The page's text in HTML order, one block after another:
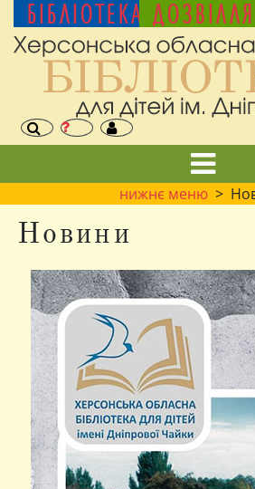
БІБЛІОТЕКА ДОЗВІЛЛЯ
нижнє меню >
Новини